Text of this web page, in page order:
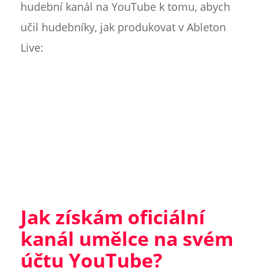
hudební kanál na YouTube k tomu, abych
učil hudebníky, jak produkovat v Ableton
Live:
Jak získám oficiální
kanál umělce na svém
účtu YouTube?